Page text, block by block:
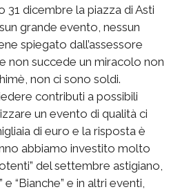
31 dicembre la piazza di Asti
grande evento, nessun
spiegato dall’assessore
non succede un miracolo non
non ci sono soldi.
contributi a possibili
un evento di qualità ci
di euro e la risposta è
abbiamo investito molto
del settembre astigiano,
“Bianche” e in altri eventi,